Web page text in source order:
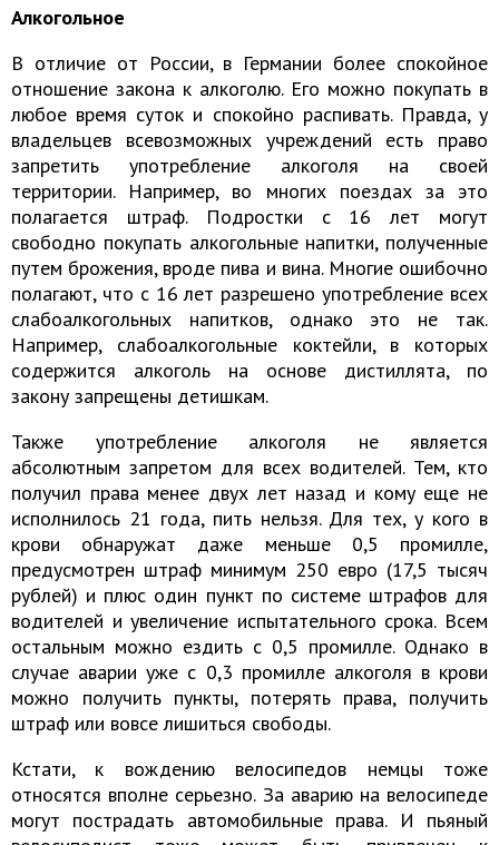
Алкогольное
В отличие от России, в Германии более спокойное
отношение закона к алкоголю. Его можно покупать в
любое время суток и спокойно распивать. Правда, у
владельцев всевозможных учреждений есть право
запретить употребление алкоголя на своей
территории. Например, во многих поездах за это
полагается штраф. Подростки с 16 лет могут
свободно покупать алкогольные напитки, полученные
путем брожения, вроде пива и вина. Многие ошибочно
полагают, что с 16 лет разрешено употребление всех
слабоалкогольных напитков, однако это не так.
Например, слабоалкогольные коктейли, в которых
содержится алкоголь на основе дистиллята, по
закону запрещены детишкам.
Также употребление алкоголя не является
абсолютным запретом для всех водителей. Тем, кто
получил права менее двух лет назад и кому еще не
исполнилось 21 года, пить нельзя. Для тех, у кого в
крови обнаружат даже меньше 0,5 промилле,
предусмотрен штраф минимум 250 евро (17,5 тысяч
рублей) и плюс один пункт по системе штрафов для
водителей и увеличение испытательного срока. Всем
остальным можно ездить с 0,5 промилле. Однако в
случае аварии уже с 0,3 промилле алкоголя в крови
можно получить пункты, потерять права, получить
штраф или вовсе лишиться свободы.
Кстати, к вождению велосипедов немцы тоже
относятся вполне серьезно. За аварию на велосипеде
могут пострадать автомобильные права. И пьяный